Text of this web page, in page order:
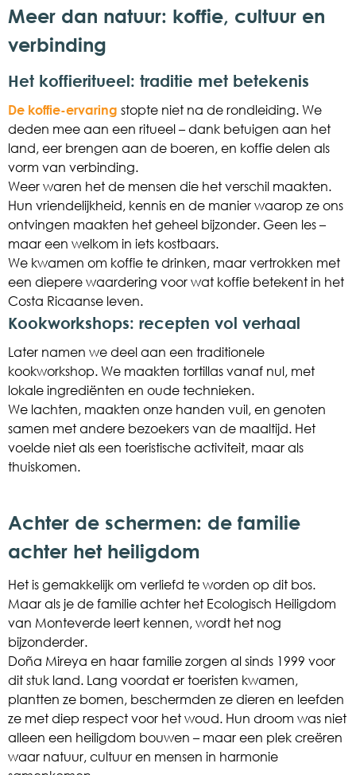
Meer dan natuur: koffie, cultuur en
verbinding
Het koffieritueel: traditie met betekenis
De koffie-ervaring stopte niet na de rondleiding. We
deden mee aan een ritueel – dank betuigen aan het
land, eer brengen aan de boeren, en koffie delen als
vorm van verbinding.
Weer waren het de mensen die het verschil maakten.
Hun vriendelijkheid, kennis en de manier waarop ze ons
ontvingen maakten het geheel bijzonder. Geen les –
maar een welkom in iets kostbaars.
We kwamen om koffie te drinken, maar vertrokken met
een diepere waardering voor wat koffie betekent in het
Costa Ricaanse leven.
Kookworkshops: recepten vol verhaal
Later namen we deel aan een traditionele
kookworkshop. We maakten tortillas vanaf nul, met
lokale ingrediënten en oude technieken.
We lachten, maakten onze handen vuil, en genoten
samen met andere bezoekers van de maaltijd. Het
voelde niet als een toeristische activiteit, maar als
thuiskomen.
Achter de schermen: de familie
achter het heiligdom
Het is gemakkelijk om verliefd te worden op dit bos.
Maar als je de familie achter het Ecologisch Heiligdom
van Monteverde leert kennen, wordt het nog
bijzonderder.
Doña Mireya en haar familie zorgen al sinds 1999 voor
dit stuk land. Lang voordat er toeristen kwamen,
plantten ze bomen, beschermden ze dieren en leefden
ze met diep respect voor het woud. Hun droom was niet
alleen een heiligdom bouwen – maar een plek creëren
waar natuur, cultuur en mensen in harmonie